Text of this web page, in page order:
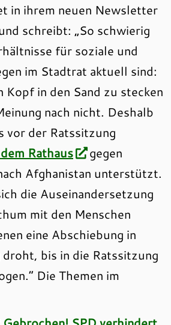
in ihrem neuen Newsletter
schreibt: „So schwierig
für soziale und
im Stadtrat aktuell sind:
Kopf in den Sand zu stecken
nach nicht. Deshalb
vor der Ratssitzung
Rathaus
gegen
Afghanistan unterstützt.
die Auseinandersetzung
mit den Menschen
eine Abschiebung in
bis in die Ratssitzung
Die Themen im